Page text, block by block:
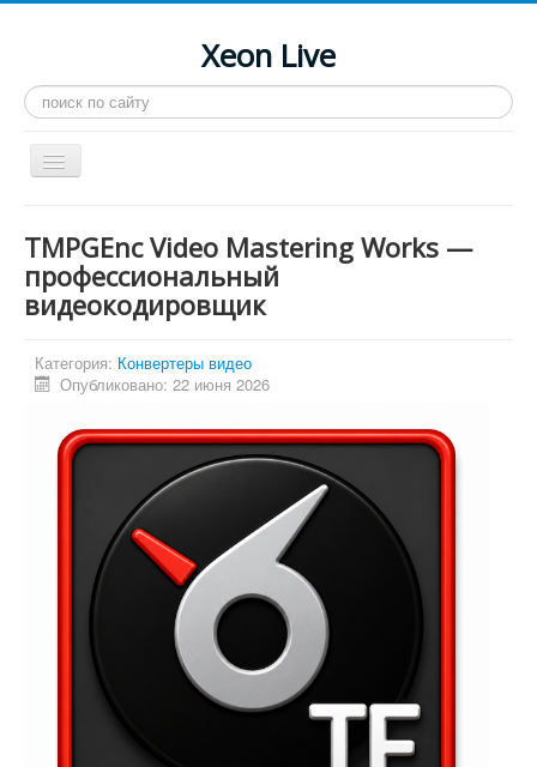
Xeon Live
Искать...
Toggle
Navigation
LGA 2011-3
LGA 2011
Инструкции
Рейтинги
Конференция
Системные программы
TMPGEnc Video Mastering Works —
профессиональный
видеокодировщик
Категория: Конвертеры видео
Опубликовано: 22 июня 2026